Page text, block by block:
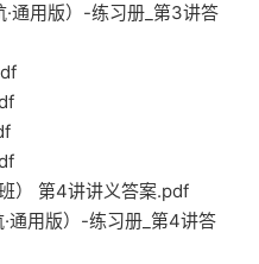
通用版）-练习册_第3讲答
） 第4讲讲义答案.pdf
通用版）-练习册_第4讲答